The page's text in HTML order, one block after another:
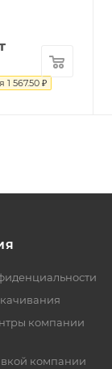
1 567.50 ₽
компании
компании